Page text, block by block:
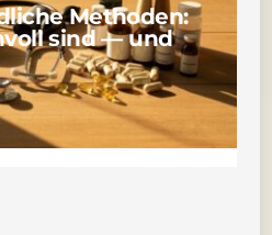
Methoden:
sind — und